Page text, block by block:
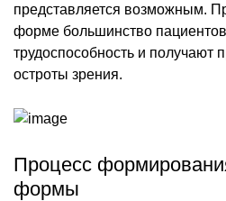
представляется возможным.
форме большинство
трудоспособность и получают
остроты зрения.
Процесс
формы